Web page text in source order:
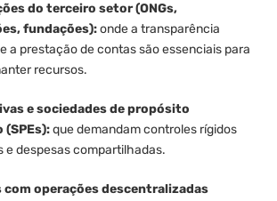
do terceiro setor (ONGs,
fundações):onde a transparência
a prestação de contas são essenciais para
recursos.
e sociedades de propósito
(SPEs):que demandam controles rígidos
e despesas compartilhadas.
com operações descentralizadas